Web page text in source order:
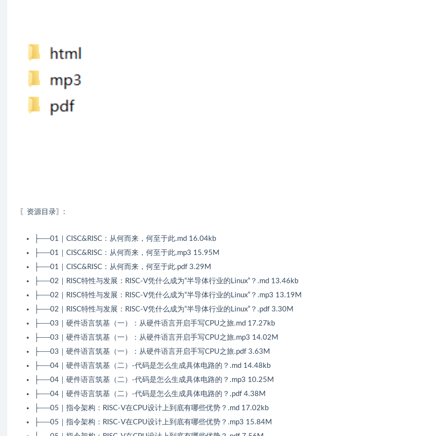
〖资源目录〗:
├──01｜CISC&RISC：从何而来，何至于此.md 16.04kb
├──01｜CISC&RISC：从何而来，何至于此.mp3 15.95M
├──01｜CISC&RISC：从何而来，何至于此.pdf 3.29M
├──02｜RISC特性与发展：RISC-V凭什么成为“半导体行业的Linux”？.md 13.46kb
├──02｜RISC特性与发展：RISC-V凭什么成为“半导体行业的Linux”？.mp3 13.19M
├──02｜RISC特性与发展：RISC-V凭什么成为“半导体行业的Linux”？.pdf 3.30M
├──03｜硬件语言筑基（一）：从硬件语言开启手写CPU之旅.md 17.27kb
├──03｜硬件语言筑基（一）：从硬件语言开启手写CPU之旅.mp3 14.02M
├──03｜硬件语言筑基（一）：从硬件语言开启手写CPU之旅.pdf 3.63M
├──04｜硬件语言筑基（二）-代码是怎么生成具体电路的？.md 14.48kb
├──04｜硬件语言筑基（二）-代码是怎么生成具体电路的？.mp3 10.25M
├──04｜硬件语言筑基（二）-代码是怎么生成具体电路的？.pdf 4.38M
├──05｜指令架构：RISC-V在CPU设计上到底有哪些优势？.md 17.02kb
├──05｜指令架构：RISC-V在CPU设计上到底有哪些优势？.mp3 15.84M